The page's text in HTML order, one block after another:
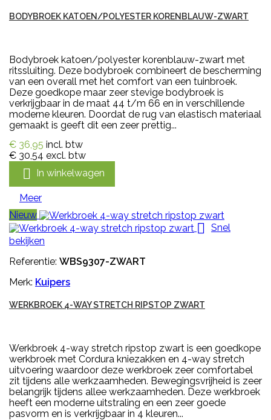
BODYBROEK KATOEN/POLYESTER KORENBLAUW-ZWART
Bodybroek katoen/polyester korenblauw-zwart met
ritssluiting. Deze bodybroek combineert de bescherming
van een overall met het comfort van een tuinbroek.
Deze goedkope maar zeer stevige bodybroek is
verkrijgbaar in de maat 44 t/m 66 en in verschillende
moderne kleuren. Doordat de rug van elastisch materiaal
gemaakt is geeft dit een zeer prettig...
€ 36,95 incl. btw
€ 30,54 excl. btw
 In winkelwagen
Meer
Nieuw
 Snel
bekijken
Referentie: WBS9307-ZWART
Merk: Kuipers
WERKBROEK 4-WAY STRETCH RIPSTOP ZWART
Werkbroek 4-way stretch ripstop zwart is een goedkope
werkbroek met Cordura kniezakken en 4-way stretch
uitvoering waardoor deze werkbroek zeer comfortabel
zit tijdens alle werkzaamheden. Bewegingsvrijheid is zeer
belangrijk tijdens allee werkzaamheden. Deze werkbroek
heeft een moderne uitstraling en een zeer goede
pasvorm en is verkrijgbaar in 4 kleuren...